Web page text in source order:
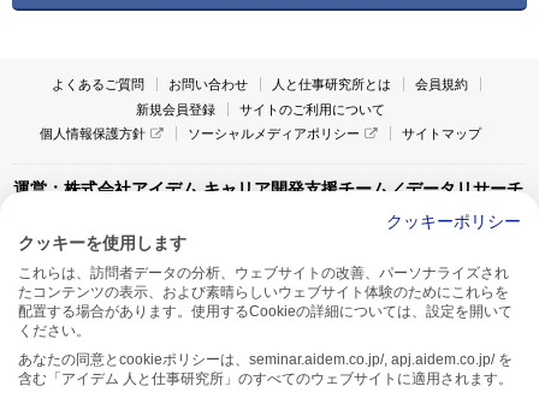
よくあるご質問 お問い合わせ 人と仕事研究所とは
会員規約
新規会員登録
サイトのご利用について
個人情報保護方針
ソーシャルメディアポリシー サイトマップ
運営：株式会社アイデム キャリア開発支援チーム／データリサーチ
〒160-0022 東京都新宿区新宿1-4-10
アイデム本社ビル TEL:03-5269-6020
〒550-0005 大阪府大阪市西区西本町1-13-43
アイデム西本町ビル7F TEL:06-7662-2800
クッキーポリシー
クッキーを使用します
これらは、訪問者データの分析、ウェブサイトの改善、パーソナライズされ
たコンテンツの表示、および素晴らしいウェブサイト体験のためにこれらを
配置する場合があります。使用するCookieの詳細については、設定を開いて
ください。
あなたの同意とcookieポリシーは、seminar.aidem.co.jp/, apj.aidem.co.jp/ を
含む「アイデム 人と仕事研究所」のすべてのウェブサイトに適用されます。